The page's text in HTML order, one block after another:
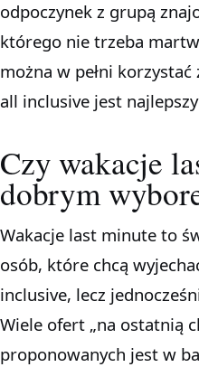
odpoczynek z grupą
którego nie trzeba
można w pełni
all inclusive jest
Czy wakacje
dobrym
Wakacje last minute to
osób, które chcą
inclusive, lecz
Wiele ofert „na ostatnią
proponowanych jest w